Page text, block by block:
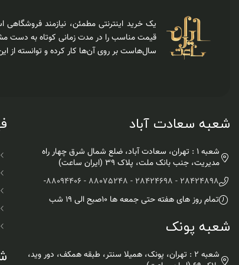
یک خرید اینترنتی مطمئن، نیازمند
قیمت مناسب را در مدت زمانی کوتاه به دست
سال‌هاست بر روی آن‌ها کار کرده و توانسته از
شعبه سعادت آباد
شعبه 1 : تهران، سعادت آباد، ضلع شمال شرق چهار راه
مدیریت، جنب بانک ملت، پلاک ۳۹ (ایران ساعت)
28424898 - 28424698 - 88075248 - 88094406
-
تمام روز های هفته حتی جمعه ها ۱۰صبح الی ۱۹ شب
شعبه پونک
شعبه 2 : تهران، پونک، همیلا سنتر، طبقه همکف، دور وید،